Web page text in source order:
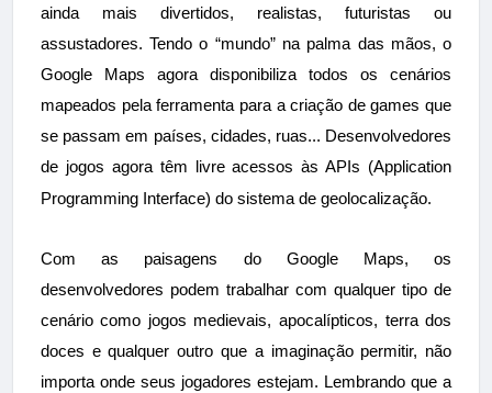
ainda mais divertidos, realistas, futuristas ou
assustadores. Tendo o “mundo” na palma das mãos, o
Google Maps agora disponibiliza todos os cenários
mapeados pela ferramenta para a criação de games que
se passam em países, cidades, ruas... Desenvolvedores
de jogos agora têm livre acessos às APIs (Application
Programming Interface) do sistema de geolocalização.
Com as paisagens do Google Maps, os
desenvolvedores podem trabalhar com qualquer tipo de
cenário como jogos medievais, apocalípticos, terra dos
doces e qualquer outro que a imaginação permitir, não
importa onde seus jogadores estejam. Lembrando que a